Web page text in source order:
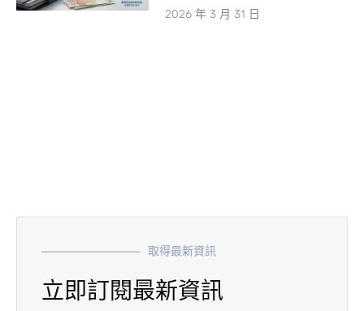
2026 年 3 月 31 日
取得最新資訊
立即訂閱最新資訊